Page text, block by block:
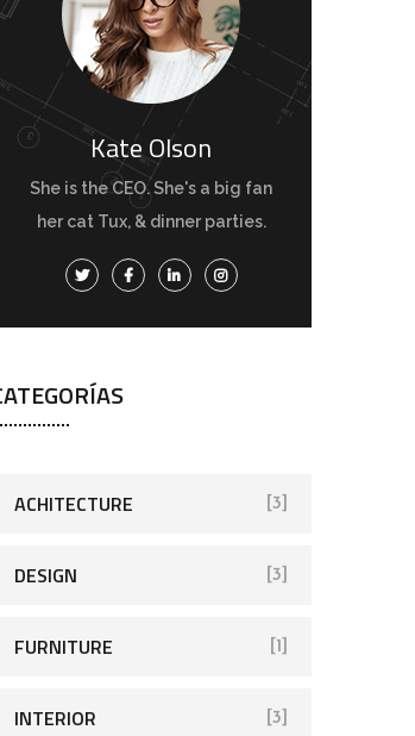
Kate Olson
She is the CEO. She's a big fan
her cat Tux, & dinner parties.
ACHITECTURE [3]
DESIGN [3]
FURNITURE [1]
INTERIOR [3]